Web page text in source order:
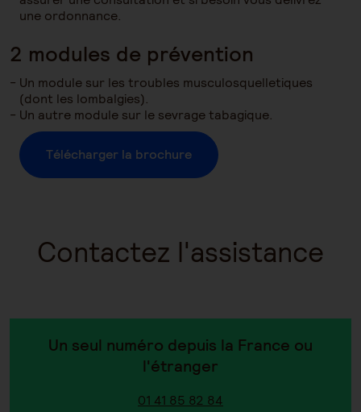
une ordonnance.
2 modules de prévention
Un module sur les troubles musculosquelletiques
(dont les lombalgies).
Un autre module sur le sevrage tabagique.
Télécharger la brochure
Contactez l'assistance
Un seul numéro depuis la France ou
l'étranger
01 41 85 82 84